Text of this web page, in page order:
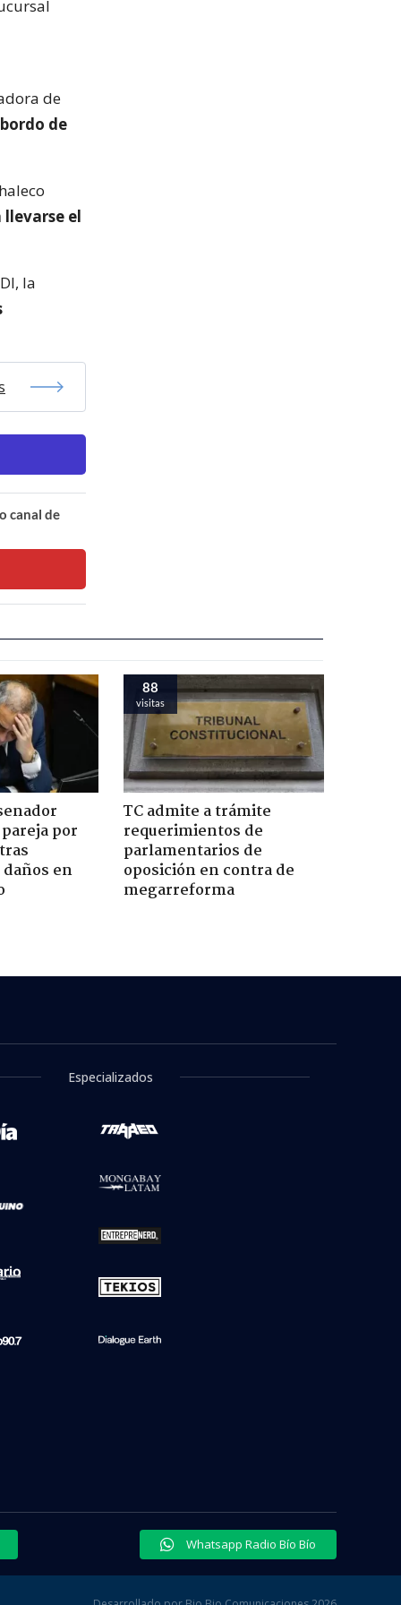
de
de
el
la
canal de
por
en
88
visitas
TC admite a trámite
requerimientos de
parlamentarios de
oposición en contra de
megarreforma
Especializados
Whatsapp Radio Bío Bío